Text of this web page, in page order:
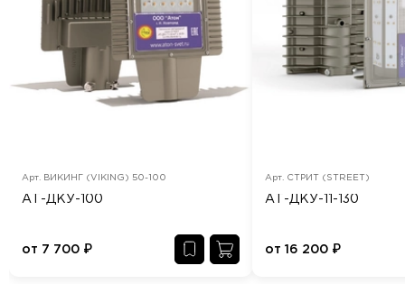
Арт. ВИКИНГ (VIKING) 50-100
АТ-ДКУ-100
от 7 700 ₽
Арт. СТРИТ (STREET)
АТ-ДКУ-11-130
от 16 200 ₽